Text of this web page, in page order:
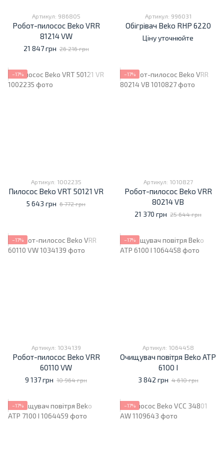
Артикул: 986805
Робот-пилосос Beko VRR
81214 VW
21 847 грн 26 216 грн
Артикул: 996031
Обігрівач Beko RHP 6220
Ціну уточнюйте
−17%
Артикул: 1002235
Пилосос Beko VRT 50121 VR
5 643 грн 6 772 грн
−17%
Артикул: 1010827
Робот-пилосос Beko VRR
80214 VB
21 370 грн 25 644 грн
−17%
Артикул: 1034139
Робот-пилосос Beko VRR
60110 VW
9 137 грн 10 964 грн
−17%
Артикул: 1064458
Очищувач повітря Beko ATP
6100 I
3 842 грн 4 610 грн
−17% −17%